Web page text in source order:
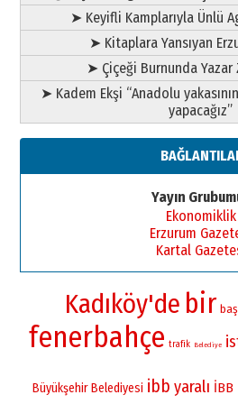
➤ Keyifli Kamplarıyla Ünlü
➤ Kitaplara Yansıyan
➤ Çiçeği Burnunda Yazar
➤ Kadem Ekşi “Anadolu
yapacağız”
Yayın
Ekonomiklik
Erzurum
Kartal
Kadıköy'de bir
fenerbahçe trafik Belediye
Büyükşehir Belediyesi ibb yaralı İBB